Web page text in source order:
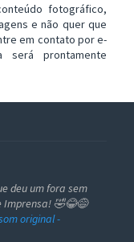
fotográfico,
e não quer que
em contato por e-
será prontamente
deu um fora sem
Imprensa! 🤣😂😅
original -